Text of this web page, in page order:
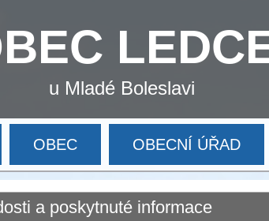
u Mladé Boleslavi
OBEC OBECNÍ ÚŘAD
a poskytnuté informace